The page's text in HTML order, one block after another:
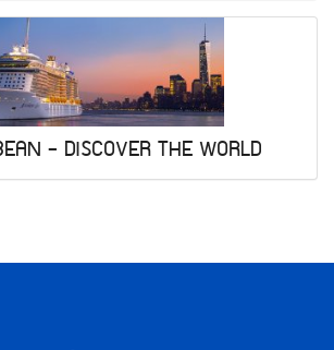
- DISCOVER THE WORLD